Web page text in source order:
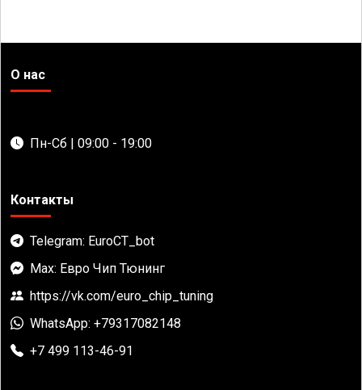
О нас
Пн-Сб | 09:00 - 19:00
Контакты
Telegram: EuroCT_bot
Max: Евро Чип Тюнинг
https://vk.com/euro_chip_tuning
WhatsApp: +79317082148
+7 499 113-46-91